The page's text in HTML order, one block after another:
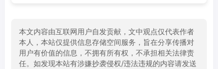
本文内容由互联网用户自发贡献，文中观点仅代表作者
本人，本站仅提供信息存储空间服务，旨在分享传播对
用户有价值的信息，不拥有所有权，不承担相关法律责
任。如发现本站有涉嫌抄袭侵权/违法违规的内容请发送